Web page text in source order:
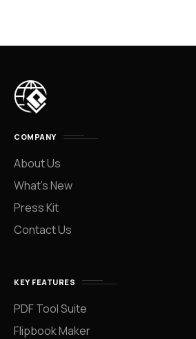
COMPANY
About Us
What’s New
Press Kit
Contact Us
KEY FEATURES
PDF Tool Suite
Flipbook Maker